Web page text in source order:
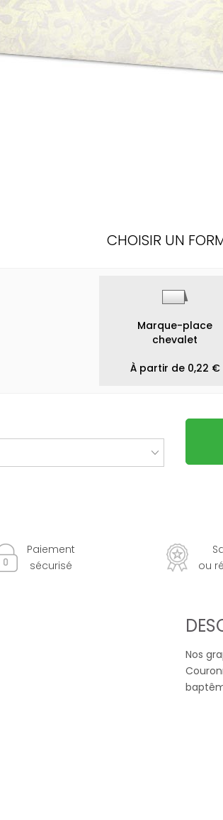
CHOISIR UN
Marque-place
chevalet
À partir de 0,22 €
Paiement
sécurisé
ou
Nos